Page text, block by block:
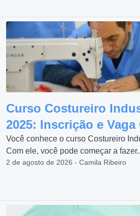
Curso Costureiro
2025: Inscrição e Vaga
Você conhece o curso Costureiro
Com ele, você pode começar a
2 de agosto de 2026 - Camila Ribeiro